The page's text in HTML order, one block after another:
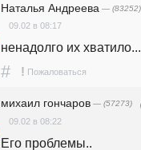
Наталья Андреева — (83252)
09.02 в 08:17
ненадолго их
# ! Пожаловаться
михаил гончаров — (57273)
09.02 в 08:22
Его проблемы..